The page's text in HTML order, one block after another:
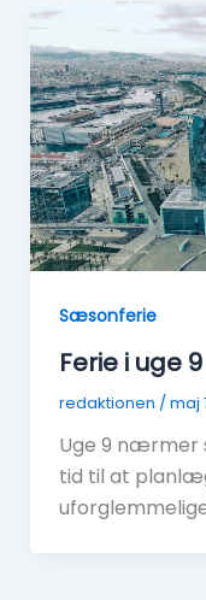
Sæsonferie
Ferie i uge 9
redaktionen /maj
Uge 9 nærmer
tid til at